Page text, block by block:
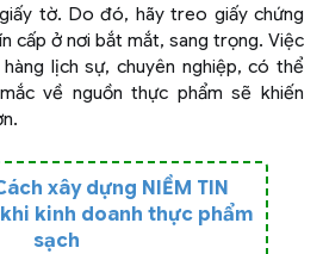
tờ. Do đó, hãy treo giấy chứng
cấp ở nơi bắt mắt, sang trọng. Việc
lịch sự, chuyên nghiệp, có thể
về nguồn thực phẩm sẽ khiến
xây dựng NIỀM TIN
khi kinh doanh thực phẩm
sạch